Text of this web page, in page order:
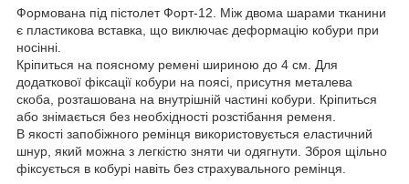
Формована під пістолет Форт-12. Між двома шарами тканини
є пластикова вставка, що виключає деформацію кобури при
носінні.
Кріпиться на поясному ремені шириною до 4 см. Для
додаткової фіксації кобури на поясі, присутня металева
скоба, розташована на внутрішній частині кобури. Кріпиться
або знімається без необхідності розстібання ременя.
В якості запобіжного ремінця використовується еластичний
шнур, який можна з легкістю зняти чи одягнути. Зброя щільно
фіксується в кобурі навіть без страхувального ремінця.